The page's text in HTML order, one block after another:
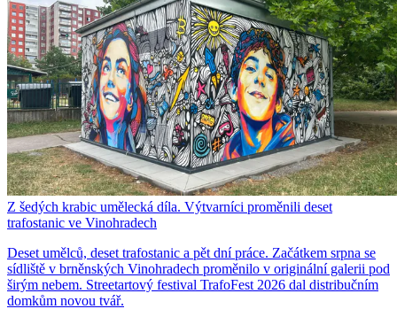
Z šedých krabic umělecká díla. Výtvarníci proměnili deset
trafostanic ve Vinohradech
Deset umělců, deset trafostanic a pět dní práce. Začátkem srpna se
sídliště v brněnských Vinohradech proměnilo v originální galerii pod
širým nebem. Streetartový festival TrafoFest 2026 dal distribučním
domkům novou tvář.